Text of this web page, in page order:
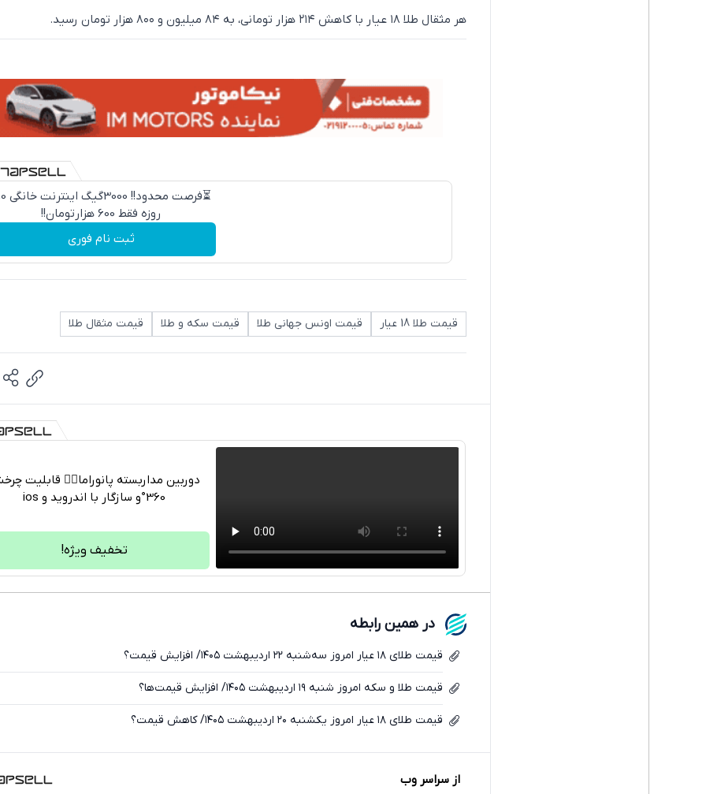
هر مثقال طلا ۱۸ عیار با کاهش ۲۱۴ هزار تومانی، به ۸۴ میلیون و ۸۰۰ هزار تومان رسید‌.
⏳فرصت
روزه فقط 600 هزارتومان!!
ثبت نام فوری
قیمت طلا 18 عیار قیمت اونس جهانی طلا قیمت سکه و طلا قیمت مثقال طلا
تلگرام
فیسبوک
دوربین مداربسته پانوراما👈🏻 قابلیت
360°و سازگار با اندروید و ios
تخفیف ویژه!
در همین رابطه
قیمت طلای ۱۸ عیار امروز سه‌شنبه ۲۲ اردیبهشت ۱۴۰۵/ افزایش قیمت؟
قیمت طلا و سکه امروز‌ شنبه ۱۹ اردیبهشت ۱۴۰۵/ افزایش قیمت‌ها؟
قیمت طلای ۱۸ عیار امروز یکشنبه ۲۰ اردیبهشت ۱۴۰۵/ کاهش قیمت؟
از سراسر وب